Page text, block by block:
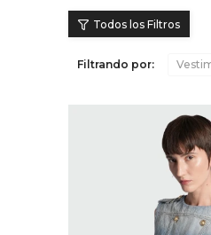
Filtrando por: